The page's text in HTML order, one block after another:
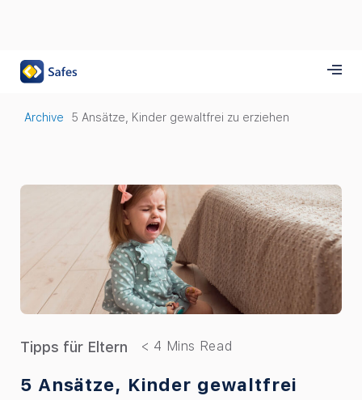
Archive 5 Ansätze, Kinder gewaltfrei zu erziehen
Tipps für Eltern
5 Ansätze, Kinder gewaltfrei